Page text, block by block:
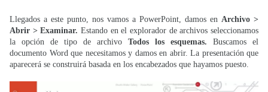
Llegados a este punto, nos vamos a PowerPoint, damos en Archivo >
Abrir > Examinar. Estando en el explorador de archivos seleccionamos
la opción de tipo de archivo Todos los esquemas. Buscamos el
documento Word que necesitamos y damos en abrir. La presentación que
aparecerá se construirá basada en los encabezados que hayamos puesto.